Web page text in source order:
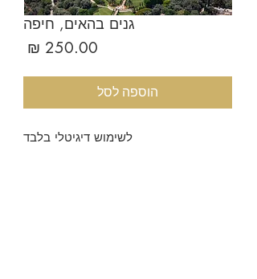
גנים בהאים, חיפה
הוספה לסל
לשימוש דיגיטלי בלבד